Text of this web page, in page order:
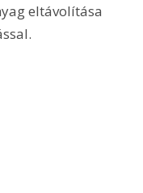
eltávolítása